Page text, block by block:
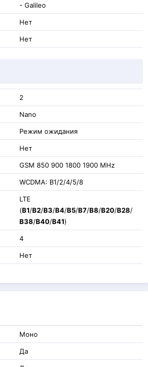
- Galileo
Нет
Нет
2
Nano
Режим ожидания
Нет
GSM 850 900 1800 1900 MHz
WCDMA: B1/2/4/5/8
LTE
(B1/B2/B3/B4/B5/B7/B8/B20/B28/
B38/B40/B41)
4
Нет
Моно
Да